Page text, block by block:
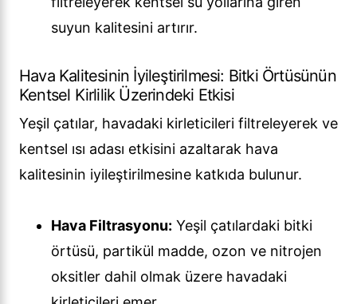
suyun kalitesini artırır.
Hava Kalitesinin İyileştirilmesi: Bitki Örtüsünün
Kentsel Kirlilik Üzerindeki Etkisi
Yeşil çatılar, havadaki kirleticileri filtreleyerek ve
kentsel ısı adası etkisini azaltarak hava
kalitesinin iyileştirilmesine katkıda bulunur.
Hava Filtrasyonu: Yeşil çatılardaki bitki
örtüsü, partikül madde, ozon ve nitrojen
oksitler dahil olmak üzere havadaki